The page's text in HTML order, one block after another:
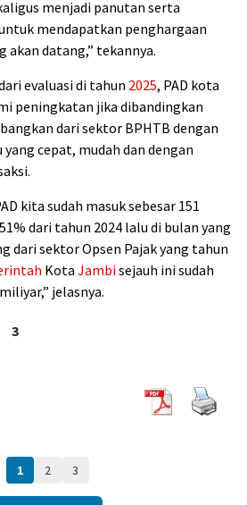
menjadi panutan serta
mendapatkan penghargaan
akan datang,” tekannya.
evaluasi di tahun 2025, PAD kota
peningkatan jika dibandingkan
dari sektor BPHTB dengan
cepat, mudah dan dengan
kita sudah masuk sebesar 151
dari tahun 2024 lalu di bulan yang
dari sektor Opsen Pajak yang tahun
Kota Jambisejauh ini sudah
jelasnya.
3
1 2 3